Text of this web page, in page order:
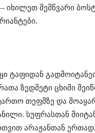
იხილეთ შემწვარი
ტაფიდან
ზედმეტი ცხიმი
თეფშზე და
სუფრასთან
არაჟანთან ერთად.